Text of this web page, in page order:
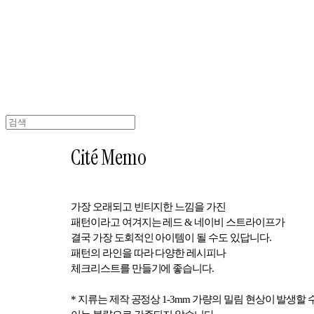
Cité Memo
가장 오래되고 빈티지한 느낌을 가진
패턴이라고 여겨지는 레드 & 네이비 스트라이프가
결국 가장 도회적인 아이템이 될 수도 있답니다.
패턴의 라인을 따라 다양한 레시피나
체크리스트를 만들기에 좋습니다.
* 지류는 제작 공정상 1-3mm 가량의 밀림 현상이 발생할